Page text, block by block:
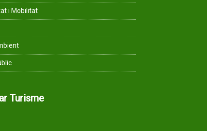
i Mobilitat
Turisme